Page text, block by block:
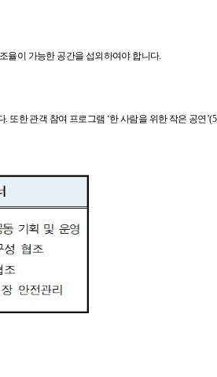
율이 가능한 공간을 섭외하여야 합니다.
한 관객 참여 프로그램 ‘한 사람을 위한 작은 공연’(5